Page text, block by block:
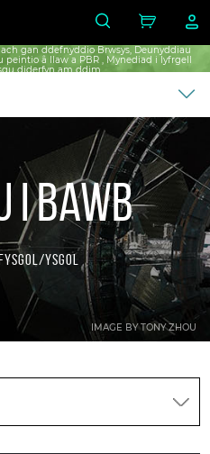
gan ddefnyddio Brwsys, Deunyddiau
peintio â llaw a PBR , Mynediad i lyfrgell
diderfyn am ddim.
IMAGE BY TONY ZHOU
i bawb
Ysgol